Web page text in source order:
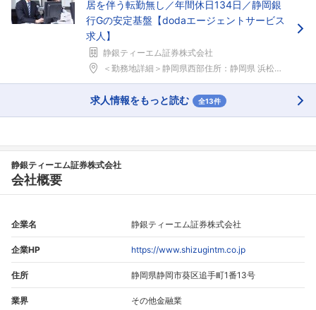
居を伴う転勤無し／年間休日134日／静岡銀
行Gの安定基盤【dodaエージェントサービス
求人】
静銀ティーエム証券株式会社
＜勤務地詳細＞静岡県西部住所：静岡県 浜松市、掛川...
求人情報をもっと読む 全13件
静銀ティーエム証券株式会社
会社概要
企業名 静銀ティーエム証券株式会社
企業HP https://www.shizugintm.co.jp
住所 静岡県静岡市葵区追手町1番13号
業界 その他金融業